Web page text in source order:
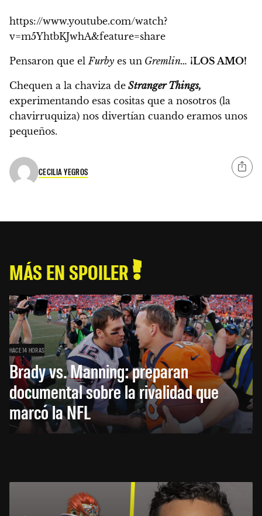
https://www.youtube.com/watch?
v=m5YhtbKJwhA&feature=share
Pensaron que elFurby es un Gremlin… ¡LOS AMO!
Chequen a la chaviza de Stranger Things,
experimentando esas cositas que a nosotros (la
chavirruquiza) nos divertían cuando eramos unos
pequeños.
CECILIA YEGROS
MÁS EN SPOILER
HACE 14 HORAS
Brady vs. Manning: preparan
documental sobre la rivalidad que
marcó la NFL